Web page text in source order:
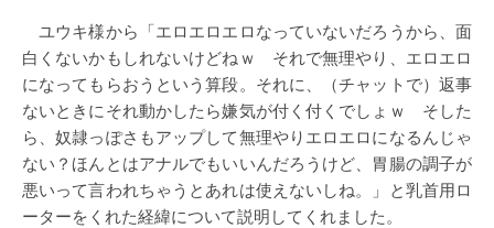
ユウキ様から「エロエロエロなっていないだろうから、面
白くないかもしれないけどねｗ それで無理やり、エロエロ
になってもらおうという算段。それに、（チャットで）返事
ないときにそれ動かしたら嫌気が付く付くでしょｗ そした
ら、奴隷っぽさもアップして無理やりエロエロになるんじゃ
ない？ほんとはアナルでもいいんだろうけど、胃腸の調子が
悪いって言われちゃうとあれは使えないしね。」と乳首用ロ
ーターをくれた経緯について説明してくれました。